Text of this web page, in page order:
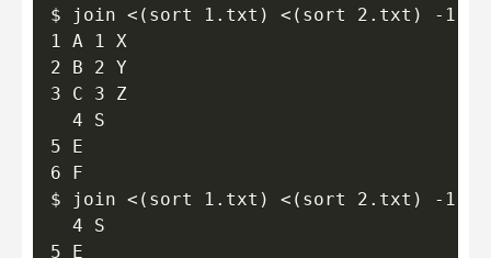
$ join <(sort 1.txt) <(sort 2.txt) -1
1 A 1 X
2 B 2 Y
3 C 3 Z
  4 S
5 E
6 F
$ join <(sort 1.txt) <(sort 2.txt) -1
  4 S
5 E